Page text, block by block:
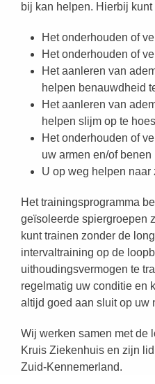
bij kan helpen. Hierbij
Het onderhouden of
Het onderhouden of
Het aanleren van
helpen benauwdheid
Het aanleren van
helpen slijm op te
Het onderhouden of
uw armen en/of benen
U op weg helpen naar
Het trainingsprogramma
geïsoleerde spiergroepen
kunt trainen zonder de
intervaltraining op de
uithoudingsvermogen te
regelmatig uw conditie en
altijd goed aan sluit op uw
Wij werken samen met de
Kruis Ziekenhuis en zijn
Zuid-Kennemerland.